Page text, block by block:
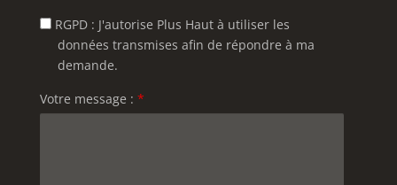
RGPD : J'autorise Plus Haut à utiliser les
données transmises afin de répondre à ma
demande.
Votre message : *